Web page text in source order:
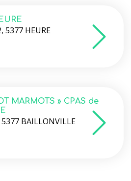
5377 HEURE
MARMOTS » CPAS de
BAILLONVILLE